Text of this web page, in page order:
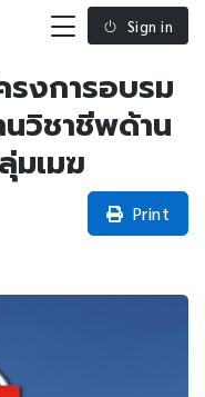
Sign in
รงการอบรม
วิชาชีพด้าน
มเมฆ
Print